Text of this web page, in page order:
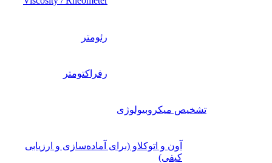
رئومتر
رفراکتومتر
تشخیص میکروبیولوژی
آون و اتوکلاو (برای آماده‌سازی و ارزیابی
کیفی)